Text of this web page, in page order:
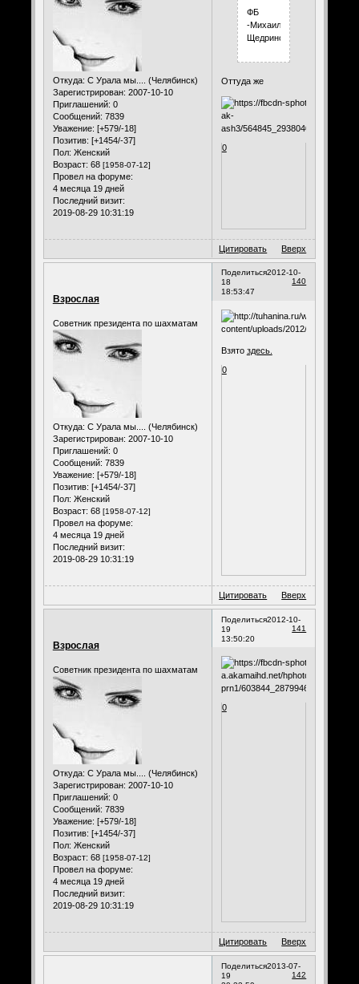
Откуда: С Урала мы.... (Челябинск)
Зарегистрирован: 2007-10-10
Приглашений: 0
Сообщений: 7839
Уважение: [+579/-18]
Позитив: [+1454/-37]
Пол: Женский
Возраст: 68 [1958-07-12]
Провел на форуме:
4 месяца 19 дней
Последний визит:
2019-08-29 10:31:19
ФБ
-Михаил
Щедринский
Оттуда же
0
Цитировать Вверх
Поделиться
140
2012-10-
18
18:53:47
Взрослая
Советник президента по шахматам
Откуда: С Урала мы.... (Челябинск)
Зарегистрирован: 2007-10-10
Приглашений: 0
Сообщений: 7839
Уважение: [+579/-18]
Позитив: [+1454/-37]
Пол: Женский
Возраст: 68 [1958-07-12]
Провел на форуме:
4 месяца 19 дней
Последний визит:
2019-08-29 10:31:19
Взято здесь.
0
Цитировать Вверх
Поделиться
141
2012-10-
19
13:50:20
Взрослая
Советник президента по шахматам
Откуда: С Урала мы.... (Челябинск)
Зарегистрирован: 2007-10-10
Приглашений: 0
Сообщений: 7839
Уважение: [+579/-18]
Позитив: [+1454/-37]
Пол: Женский
Возраст: 68 [1958-07-12]
Провел на форуме:
4 месяца 19 дней
Последний визит:
2019-08-29 10:31:19
0
Цитировать Вверх
Поделиться
142
2013-07-
19